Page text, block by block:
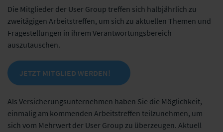
Gruppe)
Die Mitglieder der User Group treffen sich halbjährlich zu
zweitägigen Arbeitstreffen, um sich zu aktuellen Themen und
Fragestellungen in ihrem Verantwortungsbereich
auszutauschen.
JETZT MITGLIED WERDEN!
Als Versicherungsunternehmen haben Sie die Möglichkeit,
einmalig am kommenden Arbeitstreffen teilzunehmen, um
sich vom Mehrwert der User Group zu überzeugen. Aktuell